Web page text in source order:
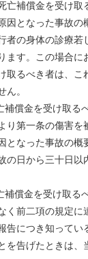
亡補償金を受け取
因となった事故の
者の身体の診療若
ます。この場合に
取るべき者は、こ
ん。
補償金を受け取る
り第一条の傷害を
となった事故の概
の日から三十日以
補償金を受け取る
く前二項の規定に
告につき知ってい
を告げたときは、